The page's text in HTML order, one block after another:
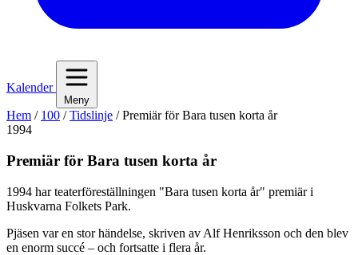
Kalender
Meny
Hem / 100 /Tidslinje /Premiär för Bara tusen korta år
1994
Premiär för Bara tusen korta år
1994 har teaterföreställningen "Bara tusen korta år" premiär i
Huskvarna Folkets Park.
Pjäsen var en stor händelse, skriven av Alf Henriksson och den blev
en enorm succé – och fortsatte i flera år.